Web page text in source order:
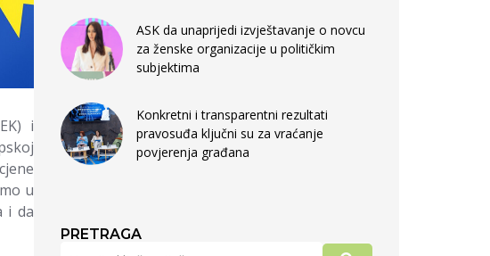
i
u
i da
ASK da unaprijedi izvještavanje o novcu
za ženske organizacije u političkim
subjektima
Konkretni i transparentni rezultati
pravosuđa ključni su za vraćanje
povjerenja građana
PRETRAGA